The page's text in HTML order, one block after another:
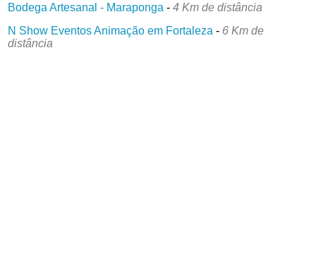
Bodega Artesanal - Maraponga -4 Km de distância
N Show Eventos Animação em Fortaleza - 6 Km de
distância